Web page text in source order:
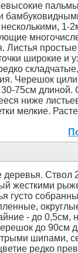
1-
Листья
широкие и
Черешок
30-75см длиной.
ниже
мелкие.
деревья. Ствол
жесткими
густо
- до 0,5см,
до 90см
шипами,
редко